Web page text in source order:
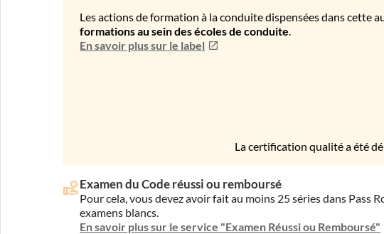
Les actions de formation à la conduite dispensées dans cette
formations au sein des écoles de conduite.
En savoir plus sur le label
La certification qualité a été
Examen du Code réussi ou remboursé
Pour cela, vous devez avoir fait au moins 25 séries dans Pass
examens blancs.
En savoir plus sur le service "Examen Réussi ou Remboursé"